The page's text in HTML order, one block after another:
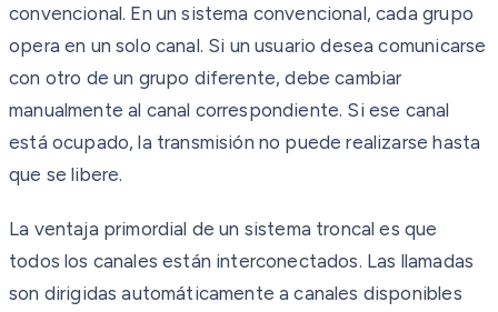
convencional. En un sistema convencional, cada grupo
opera en un solo canal. Si un usuario desea comunicarse
con otro de un grupo diferente, debe cambiar
manualmente al canal correspondiente. Si ese canal
está ocupado, la transmisión no puede realizarse hasta
que se libere.
La ventaja primordial de un sistema troncal es que
todos los canales están interconectados. Las llamadas
son dirigidas automáticamente a canales disponibles